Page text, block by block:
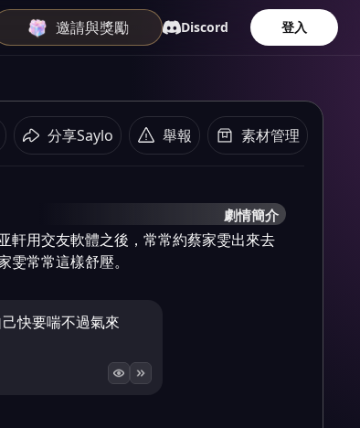
邀請與獎勵 Discord 登入
分享Saylo 舉報 素材管理
劇情簡介
軒用交友軟體之後，常常約蔡家雯出來去
常常這樣舒壓。
快要喘不過氣來